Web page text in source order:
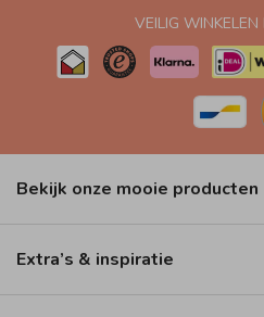
VEILIG WINKELEN
Bekijk onze mooie producten
Extra’s & inspiratie